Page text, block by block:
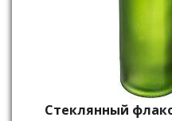
Стеклянный